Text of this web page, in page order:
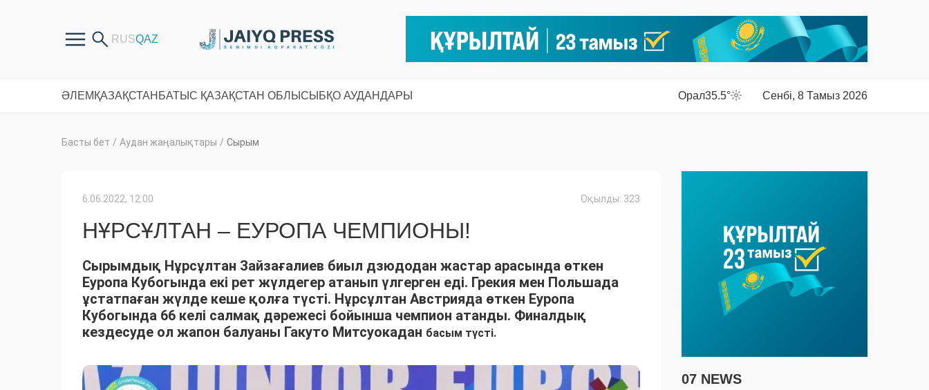
ӘЛЕМ ҚАЗАҚСТАН БАТЫС ҚАЗАҚСТАН ОБЛЫСЫ БҚО АУДАНДАРЫ Орал35.5° Сенбі, 8 Тамыз 2026
Басты бет / Аудан жаңалықтары / Сырым
6.06.2022, 12:00 Оқылды: 323
НҰРСҰЛТАН – ЕУРОПА ЧЕМПИОНЫ!
Сырымдық Нұрсұлтан Зайзағалиев биыл дзюдодан жастар арасында өткен
Еуропа Кубогында екі рет жүлдегер атанып үлгерген еді. Грекия мен Польшада
ұстатпаған жүлде кеше қолға түсті. Нұрсұлтан Австрияда өткен Еуропа
Кубогында 66 келі салмақ дәрежесі бойынша чемпион атанды. Финалдық
кездесуде ол жапон балуаны Гакуто Митсуокадан басым түсті.
07 NEWS